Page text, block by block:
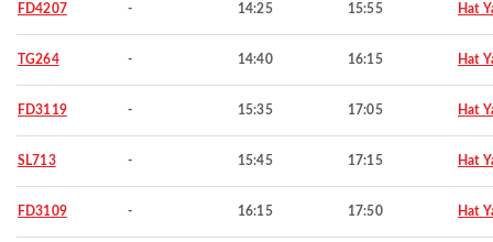
FD4207 - 14:25 15:55 Hat
TG264 - 14:40 16:15 Hat
FD3119 - 15:35 17:05 Hat
SL713 - 15:45 17:15 Hat
FD3109 - 16:15 17:50 Hat